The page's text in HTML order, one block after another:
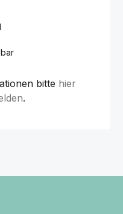
bitte hier
.